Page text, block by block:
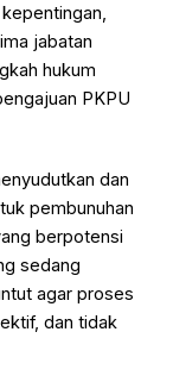
jabatan
hukum
PKPU
dan
pembunuhan
berpotensi
sedang
agar proses
dan tidak